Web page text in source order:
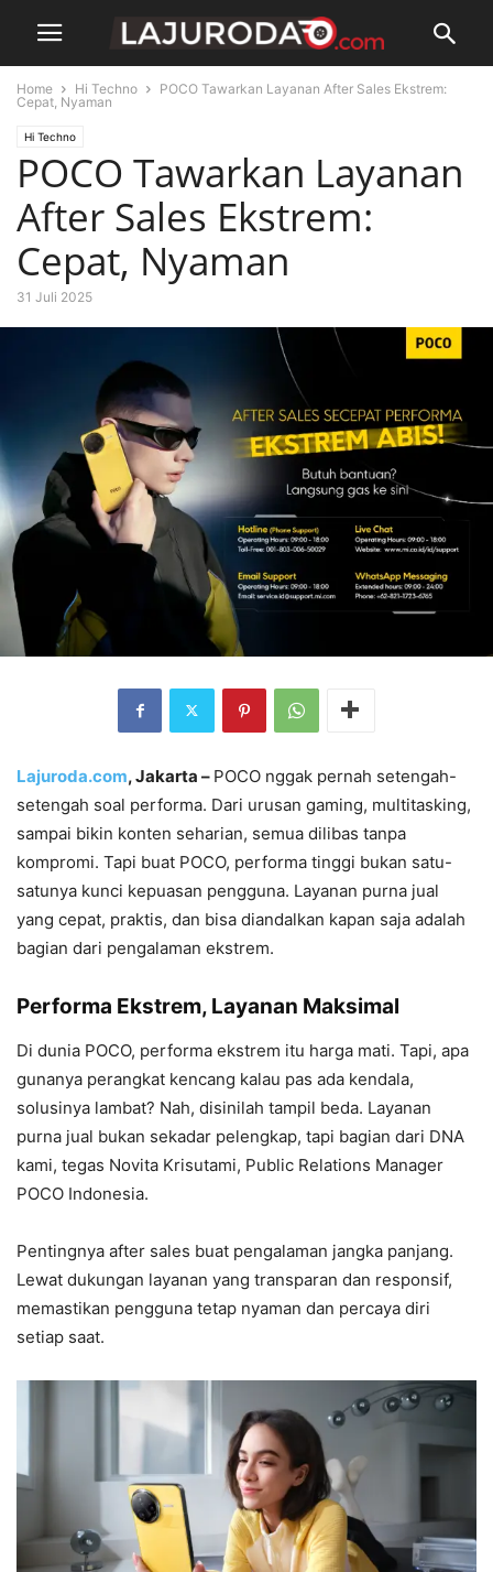
Home Hi Techno
POCO Tawarkan Layanan After Sales Ekstrem:
Cepat, Nyaman
Hi Techno
POCO Tawarkan Layanan
After Sales Ekstrem:
Cepat, Nyaman
31 Juli 2025
Lajuroda.com, Jakarta – POCO nggak pernah setengah-
setengah soal performa. Dari urusan gaming, multitasking,
sampai bikin konten seharian, semua dilibas tanpa
kompromi. Tapi buat POCO, performa tinggi bukan satu-
satunya kunci kepuasan pengguna. Layanan purna jual
yang cepat, praktis, dan bisa diandalkan kapan saja adalah
bagian dari pengalaman ekstrem.
Performa Ekstrem, Layanan Maksimal
Di dunia POCO, performa ekstrem itu harga mati. Tapi, apa
gunanya perangkat kencang kalau pas ada kendala,
solusinya lambat? Nah, disinilah tampil beda. Layanan
purna jual bukan sekadar pelengkap, tapi bagian dari DNA
kami, tegas Novita Krisutami, Public Relations Manager
POCO Indonesia.
Pentingnya after sales buat pengalaman jangka panjang.
Lewat dukungan layanan yang transparan dan responsif,
memastikan pengguna tetap nyaman dan percaya diri
setiap saat.